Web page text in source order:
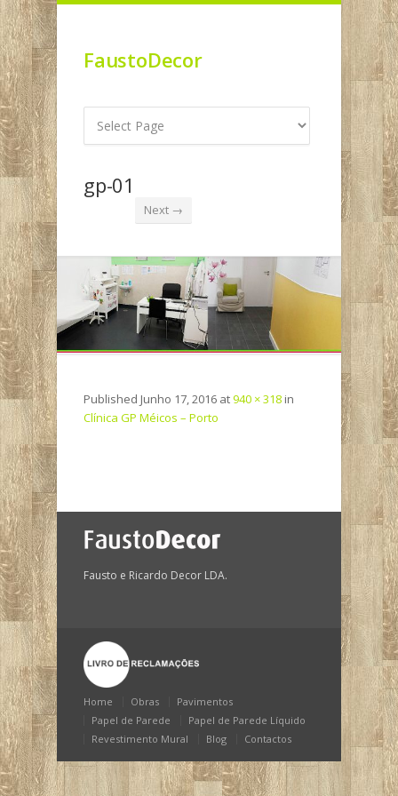
FaustoDecor
gp-01
Next →
Published Junho 17, 2016 at940 × 318 in
Clínica GP Méicos – Porto
Fausto e Ricardo Decor LDA.
Home Obras
Pavimentos
Papel de Parede
Papel de Parede Líquido
Revestimento Mural
Blog Contactos